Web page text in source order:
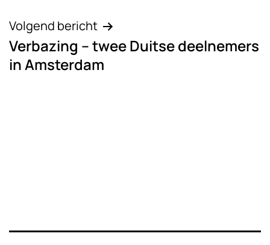
Volgend bericht
Verbazing – twee Duitse deelnemers
in Amsterdam